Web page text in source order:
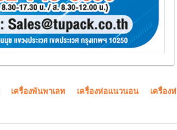
เครื่องพันพาเลท เครื่องห่อแนวนอน เครื่อง